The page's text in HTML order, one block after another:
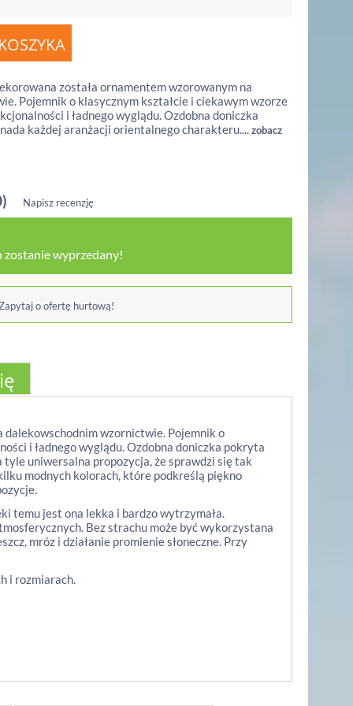
została ornamentem wzorowanym na
Pojemnik o klasycznym kształcie i ciekawym wzorze
i ładnego wyglądu. Ozdobna doniczka
każdej aranżacji orientalnego charakteru....zobacz
Napisz recenzję
wyprzedany!
o ofertę hurtową!
wzornictwie. Pojemnik o
i ładnego wyglądu. Ozdobna doniczka pokryta
uniwersalna propozycja, że sprawdzi się tak
modnych kolorach, które podkreślą piękno
temu jest ona lekka i bardzo wytrzymała.
Bez strachu może być wykorzystana
mróz i działanie promienie słoneczne. Przy
i rozmiarach.